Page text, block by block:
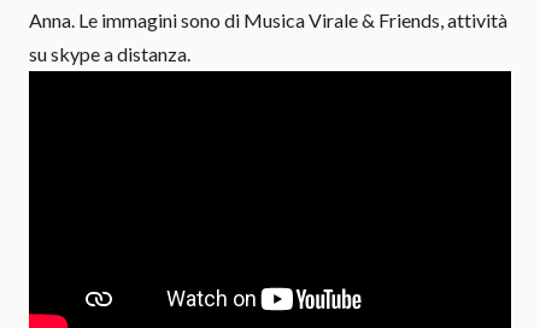
Anna. Le immagini sono di Musica Virale & Friends, attività
su skype a distanza.